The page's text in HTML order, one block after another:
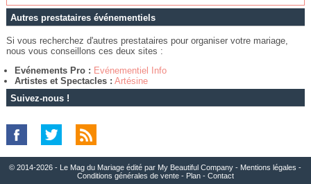
Autres prestataires événementiels
Si vous recherchez d'autres prestataires pour organiser votre mariage,
nous vous conseillons ces deux sites :
Evénements Pro : Evénementiel Info
Artistes et Spectacles : Artésine
Suivez-nous !
© 2014-2026 - Le Mag du Mariage édité par My Beautiful Company - Mentions légales -
Conditions générales de vente- Plan- Contact